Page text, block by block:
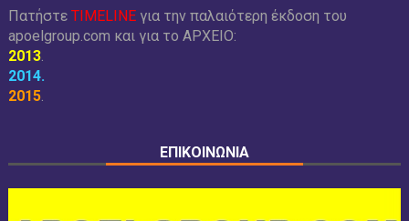
Πατήστε TIMELINEγια την παλαιότερη έκδοση του
apoelgroup.com και για το ΑΡΧΕΙΟ:
2013.
2014.
2015.
ΕΠΙΚΟΙΝΩΝΙΑ